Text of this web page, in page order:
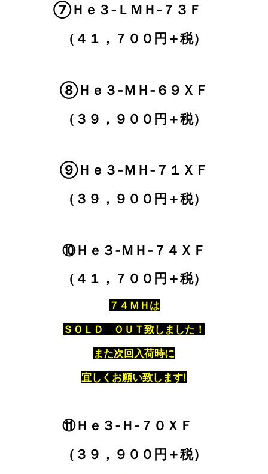
⑦Ｈｅ３‐ＬＭＨ‐７３Ｆ
（４１，７００円＋税）
⑧Ｈｅ３‐ＭＨ‐６９ＸＦ
（３９，９００円＋税）
⑨Ｈｅ３‐ＭＨ‐７１ＸＦ
（３９，９００円＋税）
⑩Ｈｅ３‐ＭＨ‐７４ＸＦ
（４１，７００円＋税）
７４ＭＨは
ＳＯＬＤ ＯＵＴ致しました！
また次回入荷時に
宜しくお願い致します!
⑪Ｈｅ３‐Ｈ‐７０ＸＦ
（３９，９００円＋税）